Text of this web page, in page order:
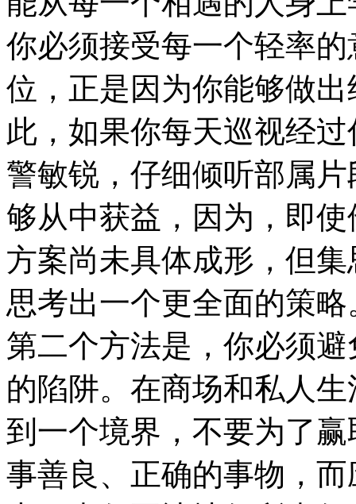
你必须接受每一个轻率
位，正是因为你能够做
此，如果你每天巡视经
警敏锐，仔细倾听部属
够从中获益，因为，即
方案尚未具体成形，但
思考出一个更全面的策略
第二个方法是，你必须
的陷阱。在商场和私人
到一个境界，不要为了
事善良、正确的事物，